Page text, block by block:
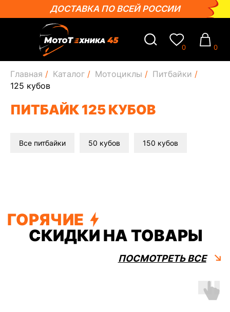
0
ДОСТАВКА ПО ВСЕЙ РОССИИ
Главная / Каталог / Мотоциклы / Питбайки /
125 кубов
ПИТБАЙК 125 КУБОВ
Все питбайки 50 кубов 150 кубов
МОТОТЕХНИКА 45